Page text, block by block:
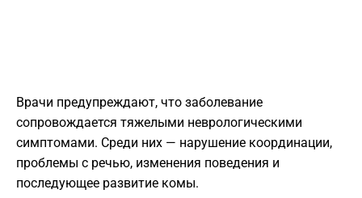
Врачи предупреждают, что заболевание
сопровождается тяжелыми неврологическими
симптомами. Среди них — нарушение координации,
проблемы с речью, изменения поведения и
последующее развитие комы.